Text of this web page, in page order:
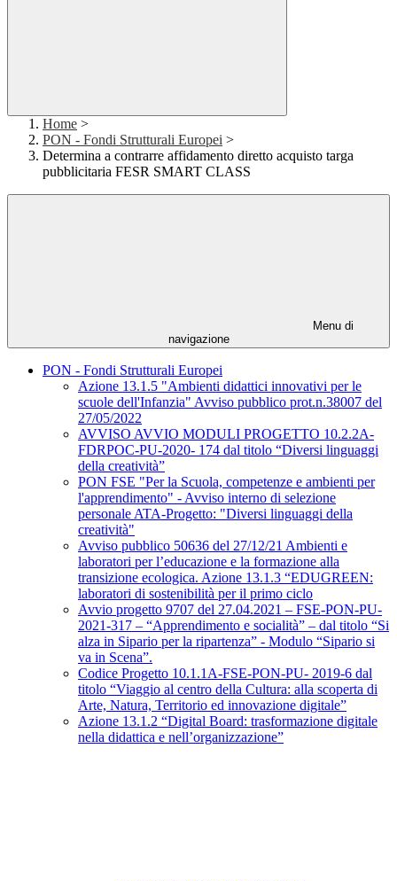
Home >
PON - Fondi Strutturali Europei >
Determina a contrarre affidamento diretto acquisto targa
pubblicitaria FESR SMART CLASS
Menu di
navigazione
PON - Fondi Strutturali Europei
Azione 13.1.5 "Ambienti didattici innovativi per le
scuole dell'Infanzia" Avviso pubblico prot.n.38007 del
27/05/2022
AVVISO AVVIO MODULI PROGETTO 10.2.2A-
FDRPOC-PU-2020- 174 dal titolo “Diversi linguaggi
della creatività”
PON FSE "Per la Scuola, competenze e ambienti per
l'apprendimento" - Avviso interno di selezione
personale ATA-Progetto: "Diversi linguaggi della
creatività"
Avviso pubblico 50636 del 27/12/21 Ambienti e
laboratori per l’educazione e la formazione alla
transizione ecologica. Azione 13.1.3 “EDUGREEN:
laboratori di sostenibilità per il primo ciclo
Avvio progetto 9707 del 27.04.2021 – FSE-PON-PU-
2021-317 – “Apprendimento e socialità” – dal titolo “Si
alza in Sipario per la ripartenza” - Modulo “Sipario si
va in Scena”.
Codice Progetto 10.1.1A-FSE-PON-PU- 2019-6 dal
titolo “Viaggio al centro della Cultura: alla scoperta di
Arte, Natura, Territorio ed innovazione digitale”
Azione 13.1.2 “Digital Board: trasformazione digitale
nella didattica e nell’organizzazione”